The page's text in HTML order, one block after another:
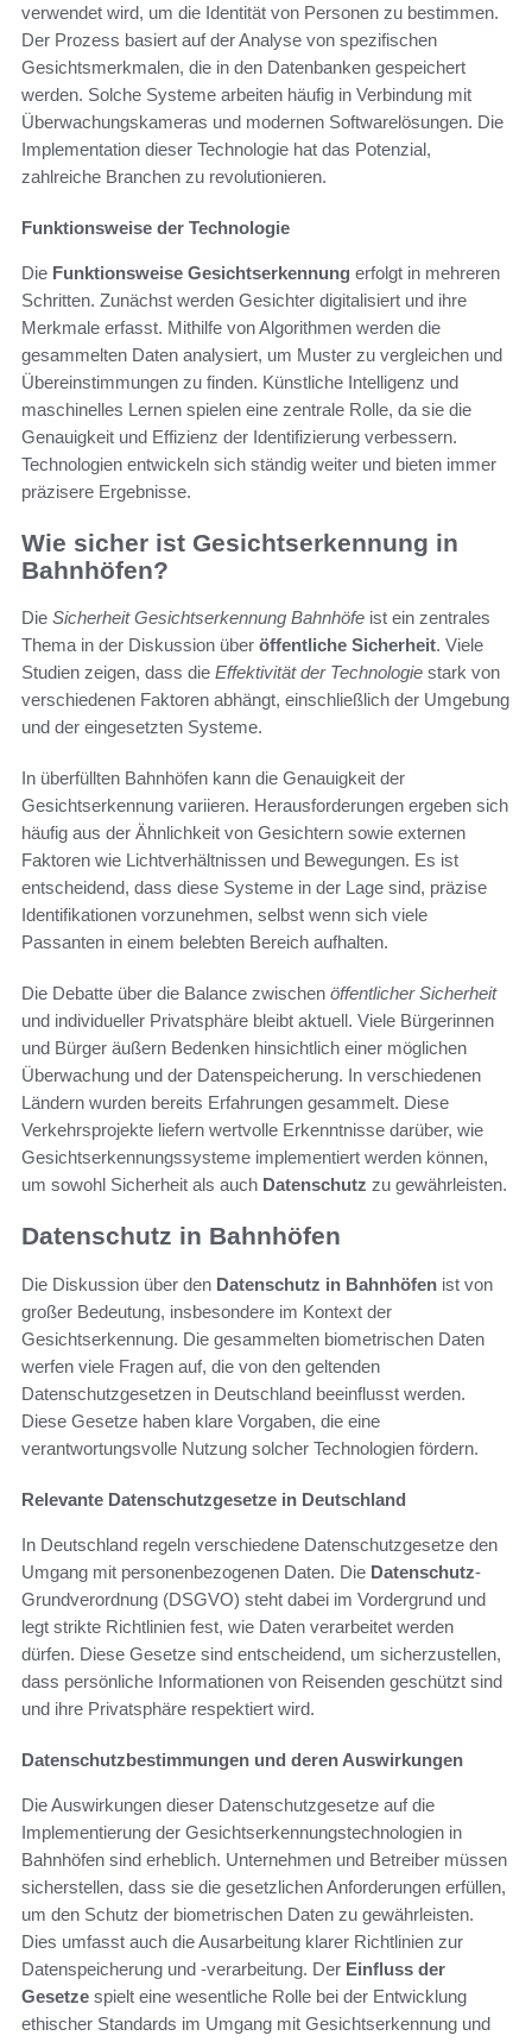
verwendet wird, um die Identität von Personen zu bestimmen.
Der Prozess basiert auf der Analyse von spezifischen
Gesichtsmerkmalen, die in den Datenbanken gespeichert
werden. Solche Systeme arbeiten häufig in Verbindung mit
Überwachungskameras und modernen Softwarelösungen. Die
Implementation dieser Technologie hat das Potenzial,
zahlreiche Branchen zu revolutionieren.
Funktionsweise der Technologie
Die Funktionsweise Gesichtserkennung erfolgt in mehreren
Schritten. Zunächst werden Gesichter digitalisiert und ihre
Merkmale erfasst. Mithilfe von Algorithmen werden die
gesammelten Daten analysiert, um Muster zu vergleichen und
Übereinstimmungen zu finden. Künstliche Intelligenz und
maschinelles Lernen spielen eine zentrale Rolle, da sie die
Genauigkeit und Effizienz der Identifizierung verbessern.
Technologien entwickeln sich ständig weiter und bieten immer
präzisere Ergebnisse.
Wie sicher ist Gesichtserkennung in
Bahnhöfen?
Die Sicherheit Gesichtserkennung Bahnhöfe ist ein zentrales
Thema in der Diskussion über öffentliche Sicherheit. Viele
Studien zeigen, dass die Effektivität der Technologie stark von
verschiedenen Faktoren abhängt, einschließlich der Umgebung
und der eingesetzten Systeme.
In überfüllten Bahnhöfen kann die Genauigkeit der
Gesichtserkennung variieren. Herausforderungen ergeben sich
häufig aus der Ähnlichkeit von Gesichtern sowie externen
Faktoren wie Lichtverhältnissen und Bewegungen. Es ist
entscheidend, dass diese Systeme in der Lage sind, präzise
Identifikationen vorzunehmen, selbst wenn sich viele
Passanten in einem belebten Bereich aufhalten.
Die Debatte über die Balance zwischen öffentlicher Sicherheit
und individueller Privatsphäre bleibt aktuell. Viele Bürgerinnen
und Bürger äußern Bedenken hinsichtlich einer möglichen
Überwachung und der Datenspeicherung. In verschiedenen
Ländern wurden bereits Erfahrungen gesammelt. Diese
Verkehrsprojekte liefern wertvolle Erkenntnisse darüber, wie
Gesichtserkennungssysteme implementiert werden können,
um sowohl Sicherheit als auch Datenschutz zu gewährleisten.
Datenschutz in Bahnhöfen
Die Diskussion über den Datenschutz in Bahnhöfen ist von
großer Bedeutung, insbesondere im Kontext der
Gesichtserkennung. Die gesammelten biometrischen Daten
werfen viele Fragen auf, die von den geltenden
Datenschutzgesetzen in Deutschland beeinflusst werden.
Diese Gesetze haben klare Vorgaben, die eine
verantwortungsvolle Nutzung solcher Technologien fördern.
Relevante Datenschutzgesetze in Deutschland
In Deutschland regeln verschiedene Datenschutzgesetze den
Umgang mit personenbezogenen Daten. Die Datenschutz-
Grundverordnung (DSGVO) steht dabei im Vordergrund und
legt strikte Richtlinien fest, wie Daten verarbeitet werden
dürfen. Diese Gesetze sind entscheidend, um sicherzustellen,
dass persönliche Informationen von Reisenden geschützt sind
und ihre Privatsphäre respektiert wird.
Datenschutzbestimmungen und deren Auswirkungen
Die Auswirkungen dieser Datenschutzgesetze auf die
Implementierung der Gesichtserkennungstechnologien in
Bahnhöfen sind erheblich. Unternehmen und Betreiber müssen
sicherstellen, dass sie die gesetzlichen Anforderungen erfüllen,
um den Schutz der biometrischen Daten zu gewährleisten.
Dies umfasst auch die Ausarbeitung klarer Richtlinien zur
Datenspeicherung und -verarbeitung. Der Einfluss der
Gesetze spielt eine wesentliche Rolle bei der Entwicklung
ethischer Standards im Umgang mit Gesichtserkennung und